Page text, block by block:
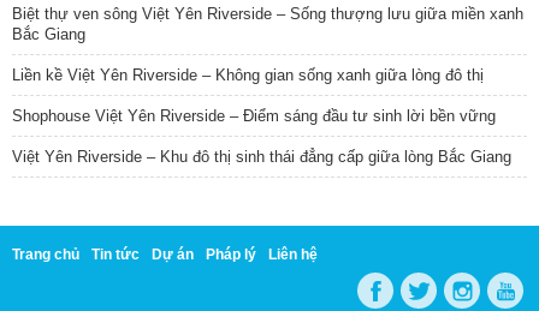
Biệt thự ven sông Việt Yên Riverside – Sống thượng lưu giữa miền xanh
Bắc Giang
Liền kề Việt Yên Riverside – Không gian sống xanh giữa lòng đô thị
Shophouse Việt Yên Riverside – Điểm sáng đầu tư sinh lời bền vững
Việt Yên Riverside – Khu đô thị sinh thái đẳng cấp giữa lòng Bắc Giang
Trang chủ Tin tức Dự án Pháp lý Liên hệ